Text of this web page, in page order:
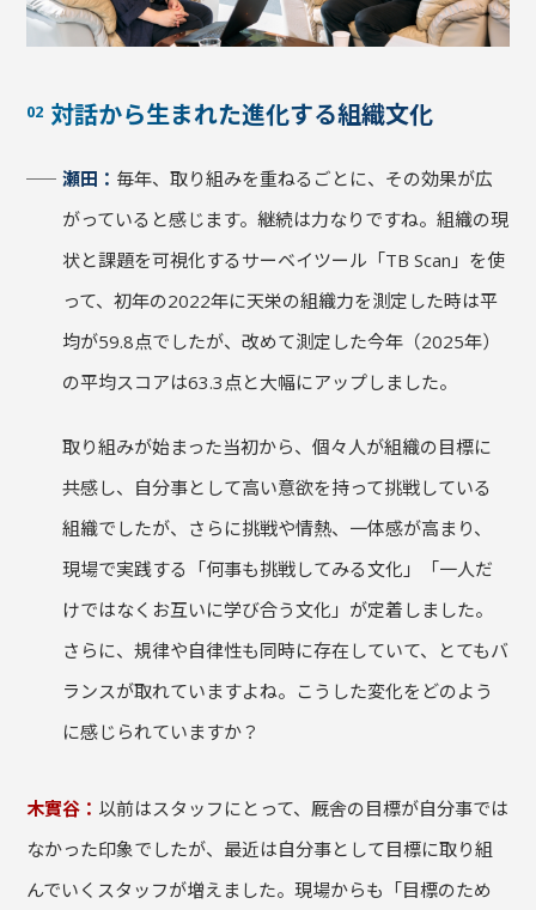
対話から生まれた進化する組織文化
瀬田： 毎年、取り組みを重ねるごとに、その効果が広
がっていると感じます。継続は力なりですね。組織の現
状と課題を可視化するサーベイツール「TB Scan」を使
って、初年の2022年に天栄の組織力を測定した時は平
均が59.8点でしたが、改めて測定した今年（2025年）
の平均スコアは63.3点と大幅にアップしました。
取り組みが始まった当初から、個々人が組織の目標に
共感し、自分事として高い意欲を持って挑戦している
組織でしたが、さらに挑戦や情熱、一体感が高まり、
現場で実践する「何事も挑戦してみる文化」「一人だ
けではなくお互いに学び合う文化」が定着しました。
さらに、規律や自律性も同時に存在していて、とてもバ
ランスが取れていますよね。こうした変化をどのよう
に感じられていますか？
木實谷： 以前はスタッフにとって、厩舎の目標が自分事では
なかった印象でしたが、最近は自分事として目標に取り組
んでいくスタッフが増えました。現場からも「目標のため